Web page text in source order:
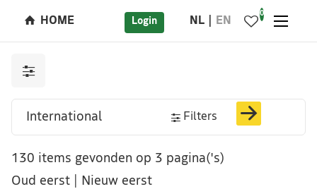
HOME Login NL EN
0
Filters
130 items gevonden op 3 pagina('s)
Oud eerst
Nieuw eerst